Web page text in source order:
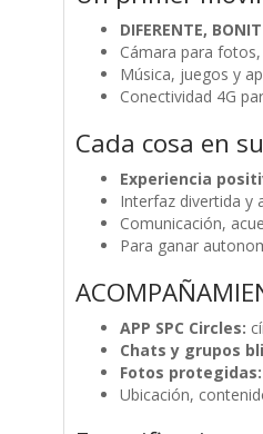
DIFERENTE,
Cámara para
Música, juegos y
Conectividad 4G
Cada cosa en
Experiencia
Interfaz divertida y
Comunicación,
Para ganar
APP SPC Circles:
Chats y grupos
Fotos protegidas:
Ubicación,